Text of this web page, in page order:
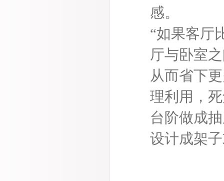
感。
“如果客厅
厅与卧室
从而省下
理利用，
台阶做成
设计成架